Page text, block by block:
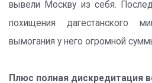
вывели Москву из себя.
похищения дагестанского
вымогания у него огромной
Плюс полная дискредитация